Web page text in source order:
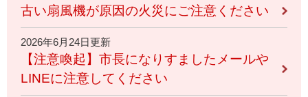
古い扇風機が原因の火災にご注意ください
2026年6月24日更新
【注意喚起】市長になりすましたメールや
LINEに注意してください